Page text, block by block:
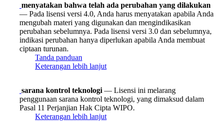
menyatakan bahwa telah ada perubahan yang dilakukan
— Pada lisensi versi 4.0, Anda harus menyatakan apabila Anda
mengubah materi yang digunakan dan mengindikasikan
perubahan sebelumnya. Pada lisensi versi 3.0 dan sebelumnya,
indikasi perubahan hanya diperlukan apabila Anda membuat
ciptaan turunan.
Tanda panduan
Keterangan lebih lanjut
sarana kontrol teknologi — Lisensi ini melarang
penggunaan sarana kontrol teknologi, yang dimaksud dalam
Pasal 11 Perjanjian Hak Cipta WIPO.
Keterangan lebih lanjut